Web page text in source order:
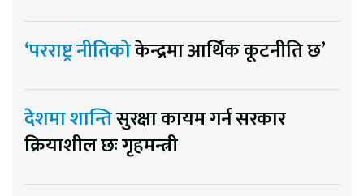
‘परराष्ट्र नीतिकोकेन्द्रमा आर्थिक कूटनीति छ’
देशमा शान्तिसुरक्षा कायम गर्न सरकार
क्रियाशील छः गृहमन्त्री